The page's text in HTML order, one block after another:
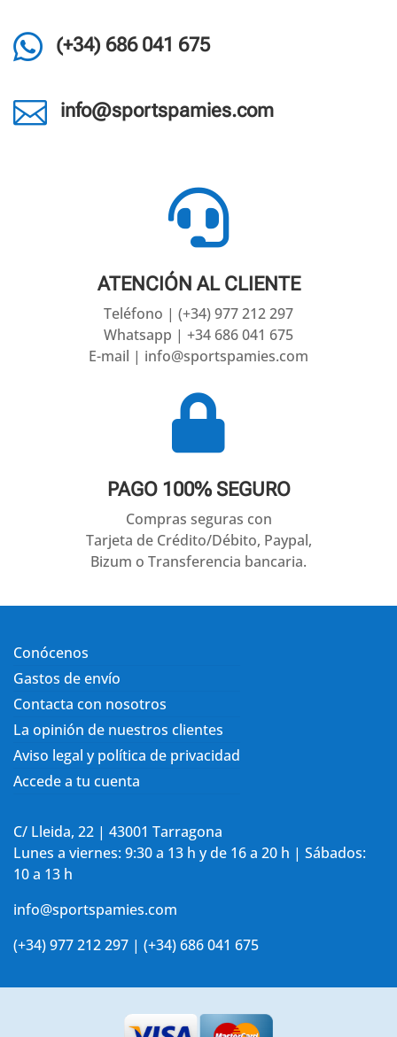
 (+34) 686 041 675
 info@sportspamies.com

ATENCIÓN AL CLIENTE
Teléfono | (+34) 977 212 297
Whatsapp | +34 686 041 675
E-mail | info@sportspamies.com

PAGO 100% SEGURO
Compras seguras con
Tarjeta de Crédito/Débito, Paypal,
Bizum o Transferencia bancaria.
Conócenos
Gastos de envío
Contacta con nosotros
La opinión de nuestros clientes
Aviso legal y política de privacidad
Accede a tu cuenta
C/ Lleida, 22 | 43001 Tarragona
Lunes a viernes: 9:30 a 13 h y de 16 a 20 h | Sábados:
10 a 13 h
info@sportspamies.com
(+34) 977 212 297 | (+34) 686 041 675